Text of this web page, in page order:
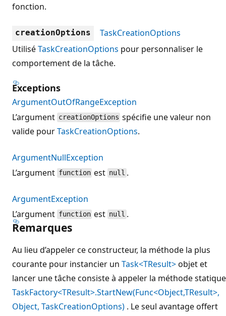
fonction.
creationOptions
TaskCreationOptions
UtiliséTaskCreationOptions pour personnaliser le
comportement de la tâche.
Exceptions
ArgumentOutOfRangeException
L’argument creationOptions spécifie une valeur non
valide pourTaskCreationOptions.
ArgumentNullException
L’argument function est null .
ArgumentException
L’argument function est null .
Remarques
Au lieu d’appeler ce constructeur, la méthode la plus
courante pour instancier un Task<TResult>objet et
lancer une tâche consiste à appeler la méthode statique
TaskFactory<TResult>.StartNew(Func<Object,TResult>,
Object, TaskCreationOptions) . Le seul avantage offert